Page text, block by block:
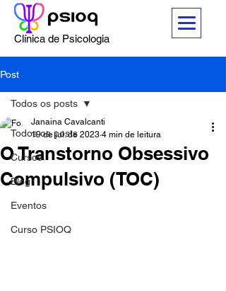
Clínica de Psicologia
Post
Todos os posts
Cursos
Blog
Eventos
Curso PSIOQ
Todos os posts
O Transtorno Obsessivo
Compulsivo (TOC)
Janaina Cavalcanti
19 de jul. de 2023 4 min de leitura